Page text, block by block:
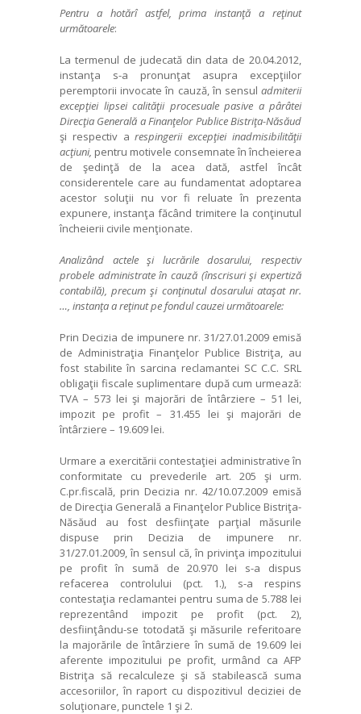
Pentru a hotărî astfel, prima instanţăa reţinut
următoarele:
La termenul de judecată din data de 20.04.2012,
instanţa s-a pronunţat asupra excepţiilor
peremptorii invocate în cauză, în sensul admiterii
excepţiei lipsei calităţii procesuale pasive a pârâtei
Direcţia Generală a Finanţelor Publice Bistriţa-Năsăud
şi respectiv arespingerii excepţiei inadmisibilităţii
acţiuni, pentru motivele consemnate în încheierea
de şedinţă de la acea dată, astfel încât
considerentele care au fundamentat adoptarea
acestor soluţii nu vor fi reluate în prezenta
expunere, instanţa făcând trimitere la conţinutul
încheierii civile menţionate.
Analizând acteleşi lucrările dosarului, respectiv
probele administrate în cauză (înscrisurişi expertiză
contabilă), precumşi conţinutul dosarului ataşat nr.
…, instanţa a reţinut pe fondul cauzei următoarele:
Prin Decizia de impunere nr. 31/27.01.2009 emisă
de Administraţia Finanţelor Publice Bistriţa, au
fost stabilite în sarcina reclamantei SC C.C. SRL
obligaţii fiscale suplimentare după cum urmează:
TVA – 573 lei şi majorări de întârziere – 51 lei,
impozit pe profit – 31.455 lei şi majorări de
întârziere – 19.609 lei.
Urmare a exercitării contestaţiei administrative în
conformitate cu prevederile art. 205 şi urm.
C.pr.fiscală, prin Decizia nr. 42/10.07.2009 emisă
de Direcţia Generală a Finanţelor Publice Bistriţa-
Năsăud au fost desfiinţate parţial măsurile
dispuse prin Decizia de impunere nr.
31/27.01.2009, în sensul că, în privinţa impozitului
pe profit în sumă de 20.970 lei s-a dispus
refacerea controlului (pct. 1.), s-a respins
contestaţia reclamantei pentru suma de 5.788 lei
reprezentând impozit pe profit (pct. 2),
desfiinţându-se totodată şi măsurile referitoare
la majorările de întârziere în sumă de 19.609 lei
aferente impozitului pe profit, urmând ca AFP
Bistriţa să recalculeze şi să stabilească suma
accesoriilor, în raport cu dispozitivul deciziei de
soluţionare, punctele 1 şi 2.